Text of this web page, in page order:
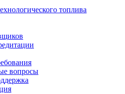
топлива
вопросы